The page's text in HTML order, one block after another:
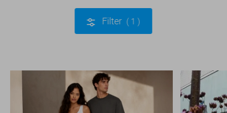
Filter 1